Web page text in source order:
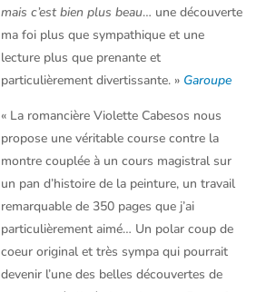
mais c’est bien plus beau… une découverte
ma foi plus que sympathique et une
lecture plus que prenante et
particulièrement divertissante.» Garoupe
« La romancière Violette Cabesos nous
propose une véritable course contre la
montre couplée à un cours magistral sur
un pan d’histoire de la peinture, un travail
remarquable de 350 pages que j’ai
particulièrement aimé… Un polar coup de
coeur original et très sympa qui pourrait
devenir l’une des belles découvertes de